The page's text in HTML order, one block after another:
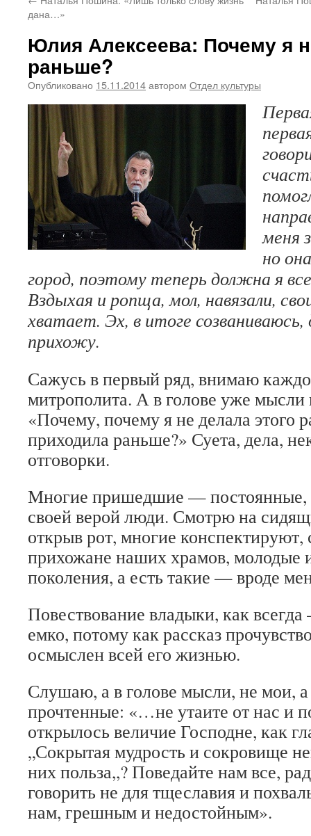
дана…»
Юлия Алексеева: Почему я
раньше?
Опубликовано 15.11.2014автором Отдел культуры
меня
но
город, поэтому теперь должна я
Вздыхая и ропща, мол, навязали,
хватает. Эх, в итоге созваниваюсь,
прихожу.
Сажусь в первый ряд, внимаю
митрополита. А в голове уже
«Почему, почему я не делала этого
приходила раньше?» Суета, дела,
отговорки.
Многие пришедшие — постоянные,
своей верой люди. Смотрю на
открыв рот, многие конспектируют,
прихожане наших храмов, молодые
поколения, а есть такие — вроде
Повествование владыки, как
емко, потому как рассказ
осмыслен всей его жизнью.
Слушаю, а в голове мысли, не мои, а
прочтенные: «…не утаите от нас и
открылось величие Господне, как
„Сокрытая мудрость и сокровище
них польза,,? Поведайте нам все,
говорить не для тщеславия и
нам, грешным и недостойным».